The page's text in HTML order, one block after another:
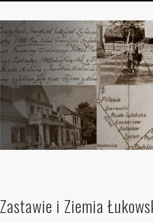
Zastawie i Ziemia